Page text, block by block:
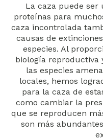
La caza puede
proteínas para
caza incontrolada
causas de
especies. Al
biología reproductiva
las especies
locales, hemos
para la caza de
como cambiar la
que se reproducen
son más